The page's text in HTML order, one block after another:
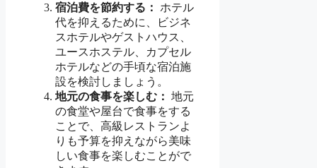
宿泊費を節約する：
ホテル
代を抑えるために、ビジネ
スホテルやゲストハウス、
ユースホステル、カプセル
ホテルなどの手頃な宿泊施
設を検討しましょう。
地元の食事を楽しむ： 地元
の食堂や屋台で食事をする
ことで、高級レストランよ
りも予算を抑えながら美味
しい食事を楽しむことがで